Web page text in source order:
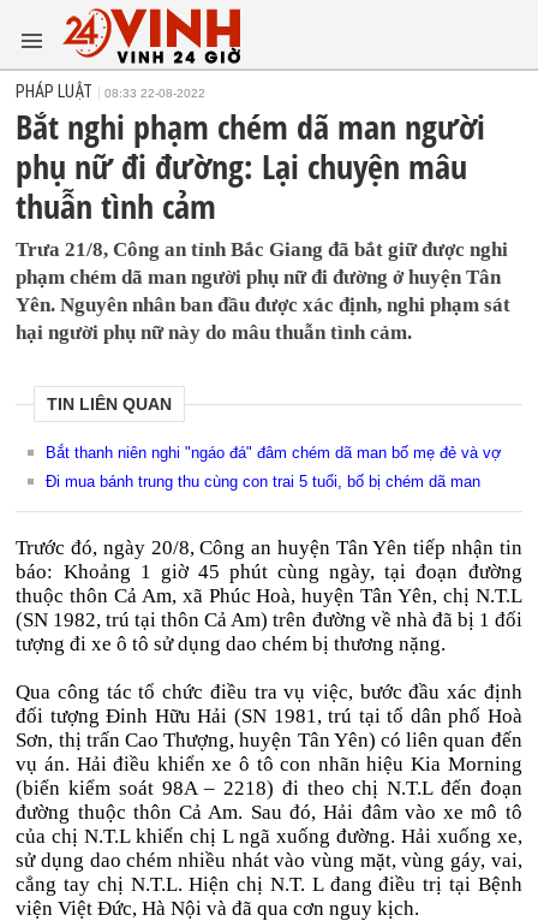
PHÁP LUẬT 08:33 22-08-2022
Bắt nghi phạm chém dã man người
phụ nữ đi đường: Lại chuyện mâu
thuẫn tình cảm
Trưa 21/8, Công an tỉnh Bắc Giang đã bắt giữ được nghi
phạm chém dã man người phụ nữ đi đường ở huyện Tân
Yên. Nguyên nhân ban đầu được xác định, nghi phạm sát
hại người phụ nữ này do mâu thuẫn tình cảm.
TIN LIÊN QUAN
Bắt thanh niên nghi "ngáo đá" đâm chém dã man bố mẹ đẻ và vợ
Đi mua bánh trung thu cùng con trai 5 tuổi, bố bị chém dã man
Trước đó, ngày 20/8, Công an huyện Tân Yên tiếp nhận tin
báo: Khoảng 1 giờ 45 phút cùng ngày, tại đoạn đường
thuộc thôn Cả Am, xã Phúc Hoà, huyện Tân Yên, chị N.T.L
(SN 1982, trú tại thôn Cả Am) trên đường về nhà đã bị 1 đối
tượng đi xe ô tô sử dụng dao chém bị thương nặng.
Qua công tác tổ chức điều tra vụ việc, bước đầu xác định
đối tượng Đinh Hữu Hải (SN 1981, trú tại tổ dân phố Hoà
Sơn, thị trấn Cao Thượng, huyện Tân Yên) có liên quan đến
vụ án. Hải điều khiển xe ô tô con nhãn hiệu Kia Morning
(biển kiểm soát 98A – 2218) đi theo chị N.T.L đến đoạn
đường thuộc thôn Cả Am. Sau đó, Hải đâm vào xe mô tô
của chị N.T.L khiến chị L ngã xuống đường. Hải xuống xe,
sử dụng dao chém nhiều nhát vào vùng mặt, vùng gáy, vai,
cẳng tay chị N.T.L. Hiện chị N.T. L đang điều trị tại Bệnh
viện Việt Đức, Hà Nội và đã qua cơn nguy kịch.